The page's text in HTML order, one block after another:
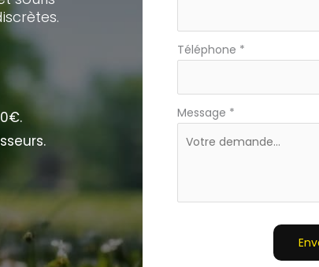
Téléphone *
Message *